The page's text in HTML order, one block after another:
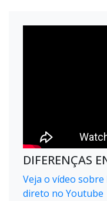
DIFERENÇAS
Veja o vídeo
direto no Youtube